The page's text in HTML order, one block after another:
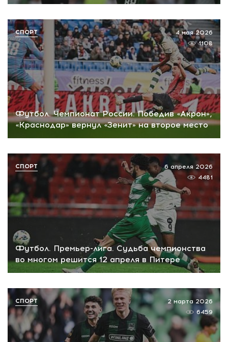
Футбол. Чемпионат России. Победив «Акрон»,
«Краснодар» вернул «Зенит» на второе место
4 мая 2026
1108
СПОРТ
Футбол. Премьер-лига. Судьба чемпионства
во многом решится 12 апреля в Питере
6 апреля 2026
4481
СПОРТ
2 марта 2026
6459
СПОРТ